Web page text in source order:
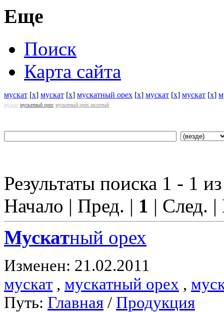
Еще
Поиск
Карта сайта
мускат [x] мускат [x] мускатный орех [x] мускат [x] мускат [x]
мускат мускатный орех мускатный орех молотый
Результаты поиска 1 - 1
Начало | Пред. | 1 | След.
Мускатный орех
Изменен: 21.02.2011
мускат , мускатный орех ,
Путь: Главная / Продукция